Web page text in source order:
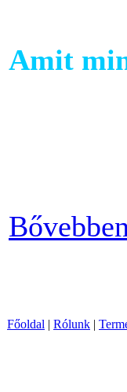
Amit
Főoldal | Rólunk |